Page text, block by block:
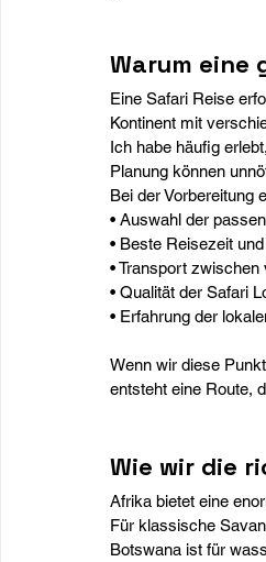
Warum eine
Eine Safari Reise
Kontinent mit
Ich habe häufig
Planung können
Bei der Vorbereitung
• Auswahl der
• Beste Reisezeit
• Transport
• Qualität der Safari
• Erfahrung der
Wenn wir diese
entsteht eine Route,
Wie wir die
Afrika bietet eine
Für klassische
Botswana ist für